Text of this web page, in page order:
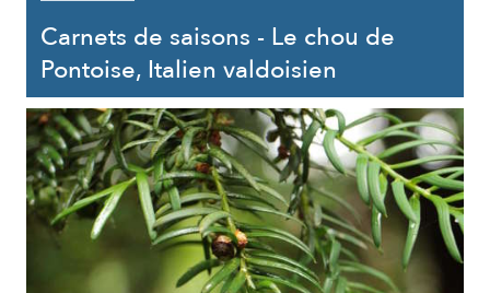
Carnets de saisons - Le chou de
Pontoise, Italien valdoisien